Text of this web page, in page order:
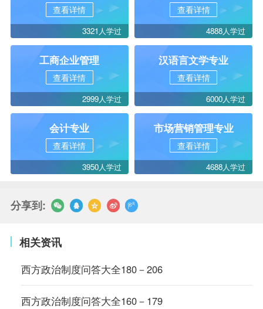
查看详情
3321人学过
查看详情
4888人学过
工商企业管理
查看详情
2999人学过
汉语言文学专业
查看详情
6000人学过
会计专业
查看详情
3950人学过
市场营销管理专业
查看详情
4688人学过
分享到:
相关资讯
西方政治制度问答大全180－206
西方政治制度问答大全160－179